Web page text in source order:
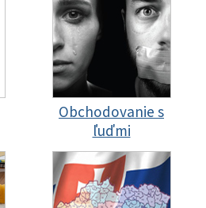
Obchodovanie s
ľuďmi